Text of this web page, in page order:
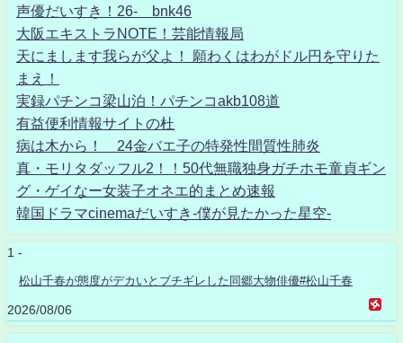
声優だいすき！26- bnk46
大阪エキストラNOTE！芸能情報局
天にまします我らが父よ！ 願わくはわがドル円を守りた
まえ！
実録パチンコ梁山泊！パチンコakb108道
有益便利情報サイトの杜
病は木から！ 24金バエ子の特発性間質性肺炎
真・モリタダッフル2！！50代無職独身ガチホモ童貞ギン
グ・ゲイなー女装子オネエ的まとめ速報
韓国ドラマcinemaだいすき-僕が見たかった星空-
1 -
松山千春が態度がデカいとブチギレした同郷大物俳優#松山千春
2026/08/06